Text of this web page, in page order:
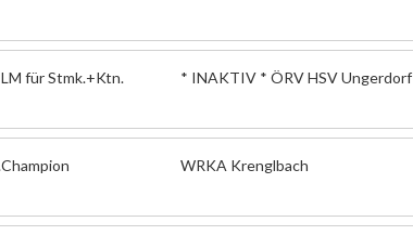
für Stmk.+Ktn.
* INAKTIV * ÖRV HSV Ungerdorf
WRKA Krenglbach